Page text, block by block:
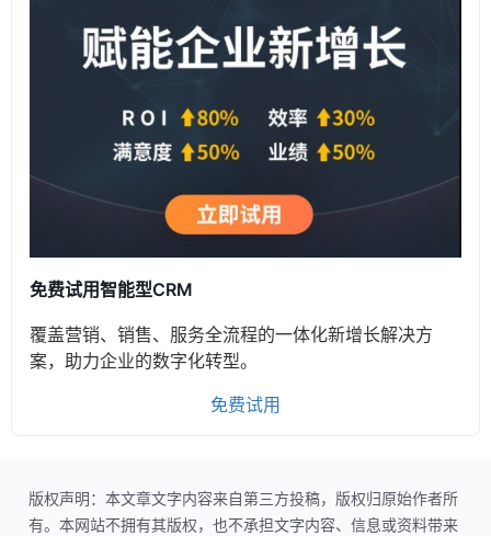
免费试用智能型CRM
覆盖营销、销售、服务全流程的一体化新增长解决方
案，助力企业的数字化转型。
免费试用
版权声明：本文章文字内容来自第三方投稿，版权归原始作者所
有。本网站不拥有其版权，也不承担文字内容、信息或资料带来